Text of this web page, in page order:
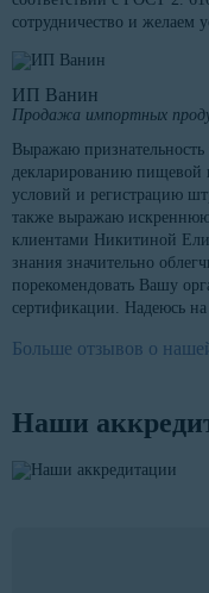
сотрудничество и желаем
ИП Ванин
Продажа импортных
Выражаю
декларированию пищевой
условий и регистрацию
также выражаю искреннюю
клиентами Никитиной
знания значительно
порекомендовать Вашу
сертификации. Надеюсь на
Больше отзывов о
Наши